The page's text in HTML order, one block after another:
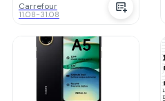
Carrefour
11.08-31.08